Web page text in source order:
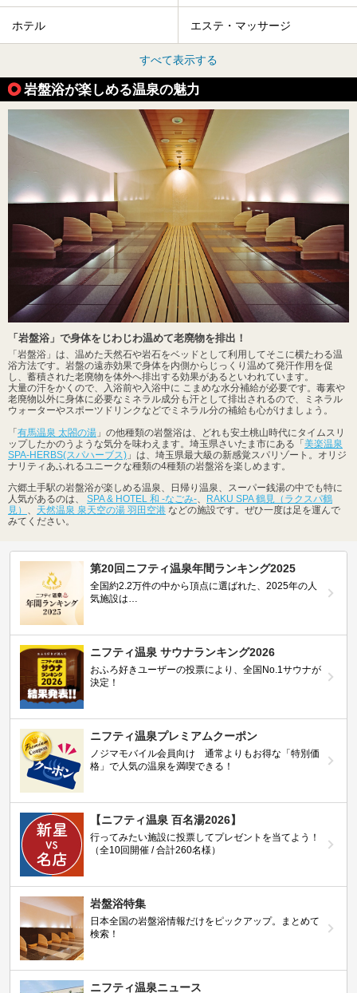
ホテル エステ・マッサージ
すべて表示する
岩盤浴が楽しめる温泉の魅力
「岩盤浴」で身体をじわじわ温めて老廃物を排出！
「岩盤浴」は、温めた天然石や岩石をベッドとして利用してそこに横たわる温
浴方法です。岩盤の遠赤効果で身体を内側からじっくり温めて発汗作用を促
し、蓄積された老廃物を体外へ排出する効果があるといわれています。
大量の汗をかくので、入浴前や入浴中に こまめな水分補給が必要です。毒素や
老廃物以外に身体に必要なミネラル成分も汗として排出されるので、ミネラル
ウォーターやスポーツドリンクなどでミネラル分の補給も心がけましょう。
「 有馬温泉 太閤の湯 」の他種類の岩盤浴は、どれも安土桃山時代にタイムスリ
ップしたかのうような気分を味わえます。埼玉県さいたま市にある「 美楽温泉
SPA-HERBS(スパハーブス) 」は、埼玉県最大級の新感覚スパリゾート。オリジ
ナリティあふれるユニークな種類の4種類の岩盤浴を楽しめます。
六郷土手駅の岩盤浴が楽しめる温泉、日帰り温泉、スーパー銭湯の中でも特に
人気があるのは、 SPA & HOTEL 和 -なごみ-、
RAKU SPA 鶴見（ラクスパ鶴
見） 、 天然温泉 泉天空の湯 羽田空港 などの施設です。ぜひ一度は足を運んで
みてください。
第20回ニフティ温泉年間ランキング2025
全国約2.2万件の中から頂点に選ばれた、2025年の人
気施設は…
ニフティ温泉 サウナランキング2026
おふろ好きユーザーの投票により、全国No.1サウナが
決定！
ニフティ温泉プレミアムクーポン
ノジマモバイル会員向け 通常よりもお得な「特別価
格」で人気の温泉を満喫できる！
【ニフティ温泉 百名湯2026】
行ってみたい施設に投票してプレゼントを当てよう！
（全10回開催 / 合計260名様）
岩盤浴特集
日本全国の岩盤浴情報だけをピックアップ。まとめて
検索！
ニフティ温泉ニュース